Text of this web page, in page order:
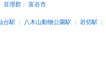
亘理郡 富谷市
台駅 八木山動物公園駅 岩切駅